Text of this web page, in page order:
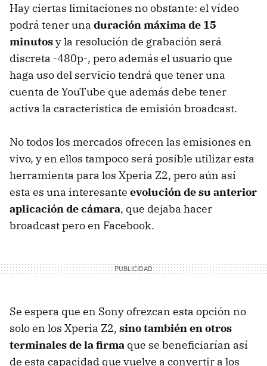
Hay ciertas limitaciones no obstante: el vídeo
podrá tener una duración máxima de 15
minutosy la resolución de grabación será
discreta -480p-, pero además el usuario que
haga uso del servicio tendrá que tener una
cuenta de YouTube que además debe tener
activa la característica de emisión broadcast.
No todos los mercados ofrecen las emisiones en
vivo, y en ellos tampoco será posible utilizar esta
herramienta para los Xperia Z2, pero aún así
esta es una interesante evolución de su anterior
aplicación de cámara, que dejaba hacer
broadcast pero en Facebook.
Se espera que en Sony ofrezcan esta opción no
solo en los Xperia Z2, sino también en otros
terminales de la firma que se beneficiarían así
de esta capacidad que vuelve a convertir a los